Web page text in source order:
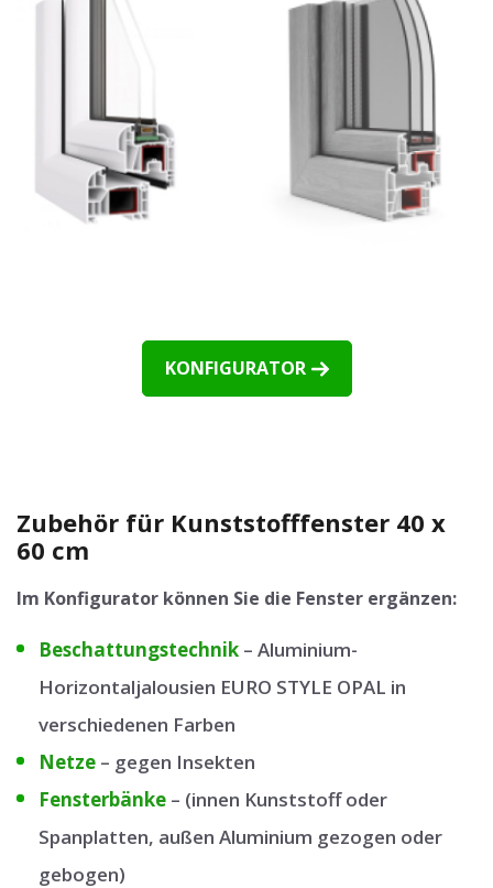
KONFIGURATOR
Zubehör für Kunststofffenster 40 x
60 cm
Im Konfigurator können Sie die Fenster ergänzen:
Beschattungstechnik – Aluminium-
Horizontaljalousien EURO STYLE OPAL in
verschiedenen Farben
Netze – gegen Insekten
Fensterbänke – (innen Kunststoff oder
Spanplatten, außen Aluminium gezogen oder
gebogen)